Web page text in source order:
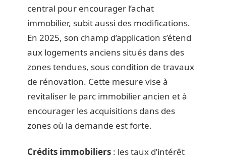
central pour encourager l’achat
immobilier, subit aussi des modifications.
En 2025, son champ d’application s’étend
aux logements anciens situés dans des
zones tendues, sous condition de travaux
de rénovation. Cette mesure vise à
revitaliser le parc immobilier ancien et à
encourager les acquisitions dans des
zones où la demande est forte.
Crédits immobiliers : les taux d’intérêt